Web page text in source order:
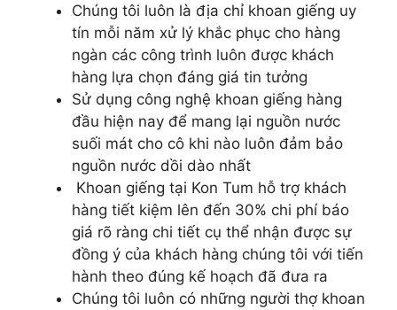
Chúng tôi luôn là địa chỉ khoan giếng uy
tín mỗi năm xử lý khắc phục cho hàng
ngàn các công trình luôn được khách
hàng lựa chọn đáng giá tin tưởng
Sử dụng công nghệ khoan giếng hàng
đầu hiện nay để mang lại nguồn nước
suối mát cho cô khi nào luôn đảm bảo
nguồn nước dồi dào nhất
Khoan giếng tại Kon Tum hỗ trợ khách
hàng tiết kiệm lên đến 30% chi phí báo
giá rõ ràng chi tiết cụ thể nhận được sự
đồng ý của khách hàng chúng tôi với tiến
hành theo đúng kế hoạch đã đưa ra
Chúng tôi luôn có những người thợ khoan